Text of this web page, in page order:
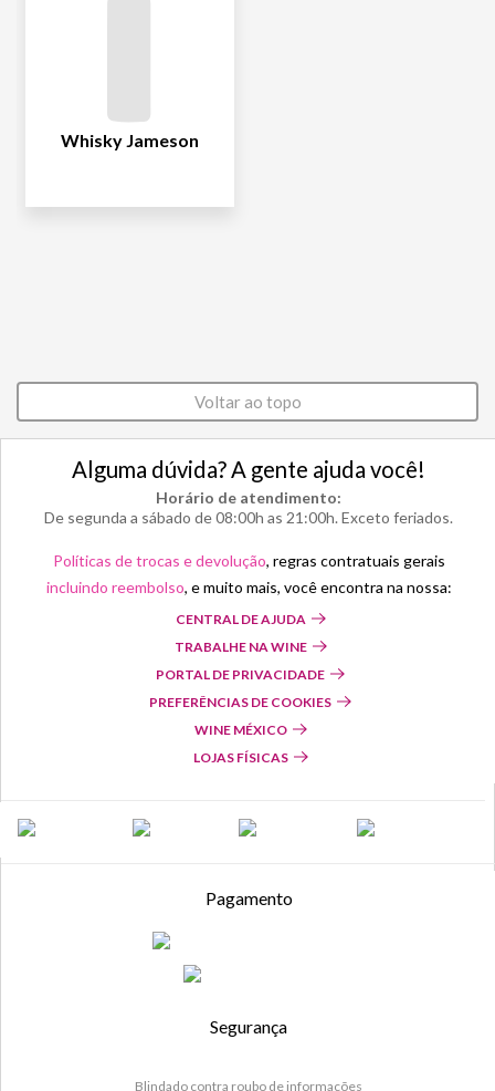
Whisky Jameson
Voltar ao topo
Alguma dúvida? A gente ajuda você!
Horário de atendimento:
De segunda a sábado de 08:00h as 21:00h. Exceto feriados.
Políticas de trocas e devolução, regras contratuais gerais
incluindo reembolso, e muito mais, você encontra na nossa:
CENTRAL DE AJUDA
TRABALHE NA WINE
PORTAL DE PRIVACIDADE
PREFERÊNCIAS DE COOKIES
WINE MÉXICO
LOJAS FÍSICAS
Pagamento
Segurança
Blindado contra roubo de informações